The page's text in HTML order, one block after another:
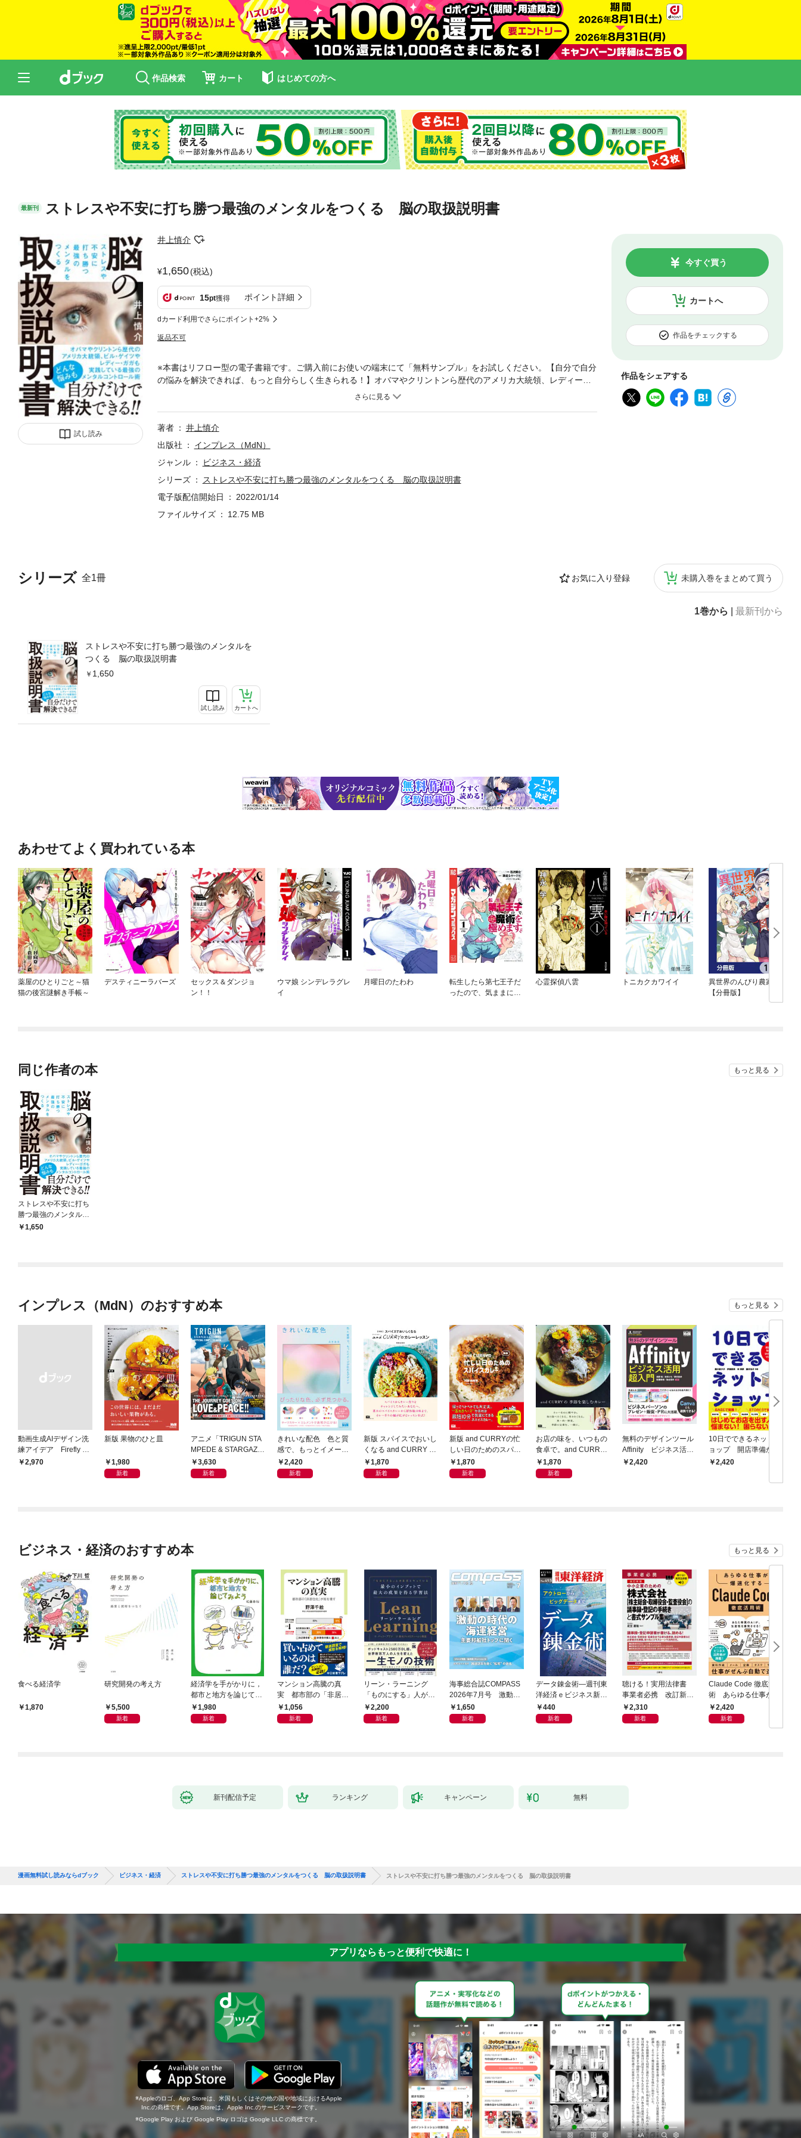
作品検索 カート はじめての方へ
最新刊 ストレスや不安に打ち勝つ最強のメンタルをつくる 脳の取扱説明書
試し読み
井上慎介
1,650(税込)
15pt獲得 ポイント詳細
dカード利用でさらにポイント+2%
返品不可
カートへ
今すぐ買う
作品をチェックする
作品をシェアする
シリーズ 全1冊 お気に入り登録 未購入巻をまとめて買う
1巻から 最新刊から
ストレスや不安に打ち勝つ最強のメンタルを
つくる 脳の取扱説明書
1,650
試し読み カートへ
※本書はリフロー型の電子書籍です。ご購入前にお使いの端末にて「無料サンプル」をお試しください。【自分で自分
の悩みを解決できれば、もっと自分らしく生きられる！】オバマやクリントンら歴代のアメリカ大統領、レディー・
ガガやビル・ゲイツも実践している最強のメンタルコントロール術、それが「NLP」です。本書では、そのNLPを活
方にオススメ〉・ストレスやプレッシャー、不安などを払拭したい方・ストレス耐性をつけたい、強化したい方・自
分の心をセルフメンテナンスしたい方〈本書の内容〉■基礎編 物事を捉える視点を変えて自分を見つめ直す■第1章
えて自分を見つめ直す■第4章 コンピューターのように脳に書き込める■第5章 悩みの解決方法〈著者プロフィール〉
井上慎介（いのうえ・しんすけ）昭和40年10月5日、東京都出身。中学時代よりカメラマンになると決め、高校在学
中から、カメラマンとして活動。高校～コピーライティングの専門学校を卒業後、テレビドラマの世界に飛び込む。2
開発して『NLPカメラマン』として活動中。セラピストとしては3,000人以上の悩みに寄り添ってきた。http://brainm
著者
井上慎介
出版社
インプレス（MdN）
ジャンル
ビジネス・経済
シリーズ
ストレスや不安に打ち勝つ最強のメンタルをつくる 脳の取扱説明書
電子版配信開始日
2022/01/14
ファイルサイズ
12.75 MB
あわせてよく買われている本
薬屋のひとりごと～猫
猫の後宮謎解き手帳～
デスティニーラバーズ
セックス＆ダンジョ
ン！！
ウマ娘 シンデレラグレ
イ
月曜日のたわわ
転生したら第七王子だ
ったので、気ままに魔
心霊探偵八雲 トニカクカワイイ
異世界のんびり農家
【分冊版】
同じ作者の本 もっと見る
ストレスや不安に打ち
勝つ最強のメンタルを
つくる 脳の取扱説明
1,650
インプレス（MdN）のおすすめ本 もっと見る
動画生成AIデザイン洗
練アイデア Firefly &
Veo， Kling， etc.
￥2,970
新版 果物のひと皿
1,980
新着
アニメ「TRIGUN STA
MPEDE & STARGAZ
E」 公式コンプリート
ブック
3,630
新着
きれいな配色 色と質
感で、もっとイメージ
が伝わるデザイン
2,420
新着
新版 スパイスでおいし
くなる and CURRY の
カレーレッスン
1,870
新着
新版 and CURRYの忙
しい日のためのスパイ
スカレー
1,870
新着
お店の味を、いつもの
食卓で。and CURRY
の 季節を楽しむカレー
1,870
新着
無料のデザインツール
Affinity ビジネス活用
超入門
2,420
10日でできるネットシ
ョップ 開店準備から
制作・集客・SNS施策
2,420
ビジネス・経済のおすすめ本 もっと見る
食べる経済学
1,870
研究開発の考え方
5,500
新着
経済学を手がかりに，
都市と地方を論じてみ
よう1,980
新着
マンション高騰の真
実 都市部の「非居住
化」が街を壊す
1,056
新着
リーン・ラーニング
「ものにする」人が自
然とやっている 最小の
インプットで最大の成
2,200
新着
海事総合誌COMPASS
2026年7月号 激動の
時代の海運経営 主要
邦船社トップに聞く
1,650
新着
データ錬金術―週刊東
洋経済ｅビジネス新書
Ｎo.493
440
新着
聴ける！実用法律書
事業者必携 改訂新
版 中小企業のための
株式会社【株主総会・
2,310
新着
Claude Code 徹底活用
術 あらゆる仕事が爆
速化する
2,420
新着
新刊配信予定 ランキング キャンペーン 無料
漫画無料試し読みならdブック ビジネス・経済 ストレスや不安に打ち勝つ最強のメンタルをつくる 脳の取扱説明書 ストレスや不安に打ち勝つ最強のメンタルをつくる 脳の取扱説明書
アプリならもっと便利で快適に！
Appleのロゴ、App Storeは、米国もしくはその他の国や地域におけるApple
Inc.の商標です。App Storeは、Apple Inc.のサービスマークです。
Google Play および Google Play ロゴは Google LLC の商標です。